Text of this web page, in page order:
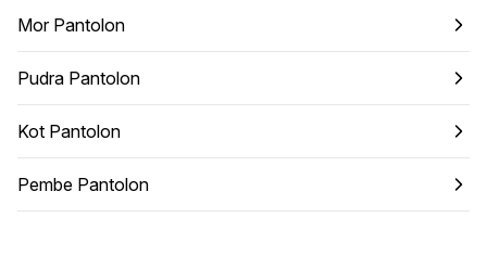
Mor Pantolon
Pudra Pantolon
Kot Pantolon
Pembe Pantolon